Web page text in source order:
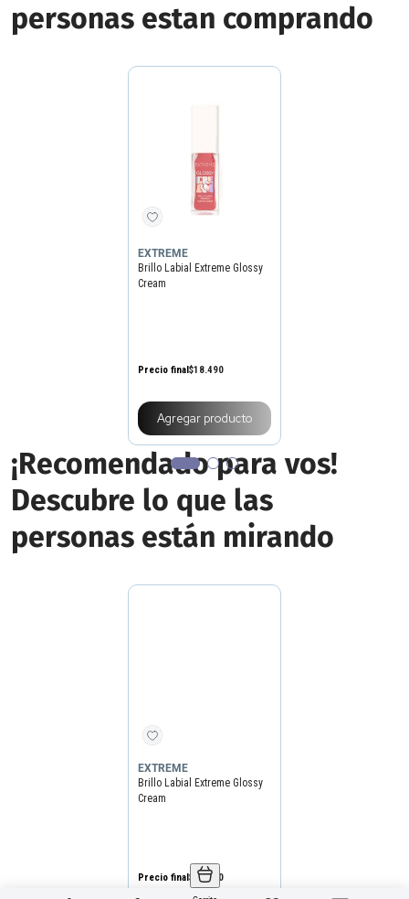
personas estan comprando
EXTREME
Brillo Labial Extreme Glossy
Cream
Precio final $18.490
Agregar producto
¡Recomendado para vos!
Descubre lo que las
personas están mirando
EXTREME
Brillo Labial Extreme Glossy
Cream
Precio final$ 18.490